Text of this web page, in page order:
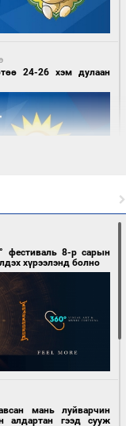
24-26 хэм дулаан
шатахуун хадгалах
орж байна
фестиваль 8-р сарын
хүрээлэнд болно
мань луйварчин
алдартан гээд сууж